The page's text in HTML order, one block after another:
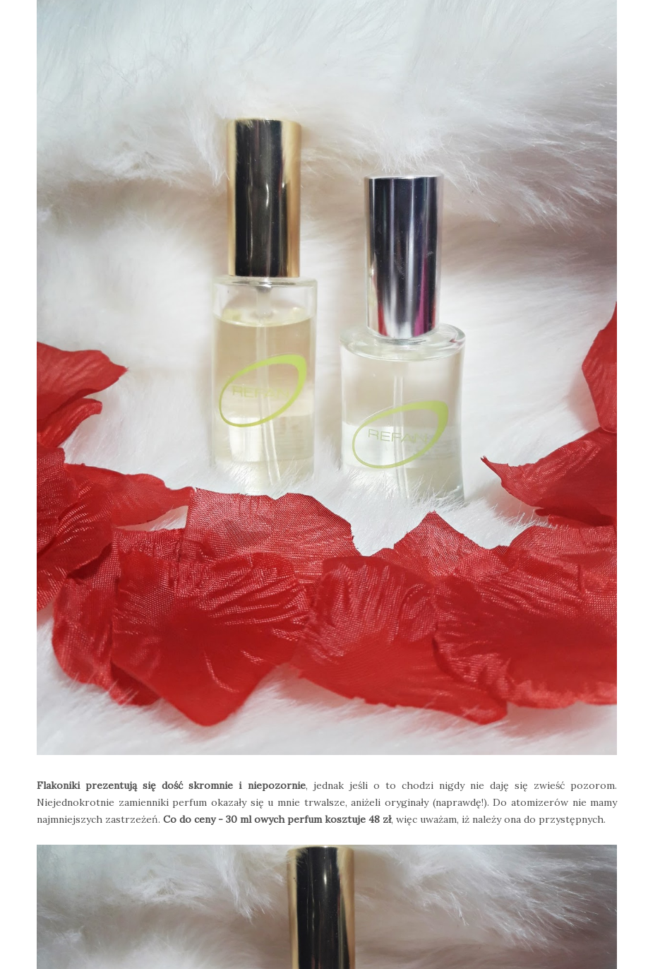
Flakoniki prezentują się dość skromnie i niepozornie, jednak jeśli o to chodzi nigdy nie daję się zwieść pozorom.
Niejednokrotnie zamienniki perfum okazały się u mnie trwalsze, aniżeli oryginały (naprawdę!). Do atomizerów nie mamy
najmniejszych zastrzeżeń. Co do ceny - 30 ml owych perfum kosztuje 48 zł, więc uważam, iż należy ona do przystępnych.